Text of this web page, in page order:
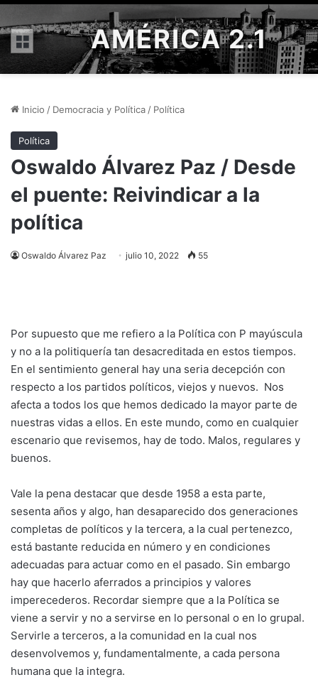
Menú AMÉRICA 2.1
Inicio / Democracia y Política / Política
Política
Oswaldo Álvarez Paz / Desde
el puente: Reivindicar a la
política
Oswaldo Álvarez Paz julio 10, 2022 55
Por supuesto que me refiero a la Política con P mayúscula
y no a la politiquería tan desacreditada en estos tiempos.
En el sentimiento general hay una seria decepción con
respecto a los partidos políticos, viejos y nuevos. Nos
afecta a todos los que hemos dedicado la mayor parte de
nuestras vidas a ellos. En este mundo, como en cualquier
escenario que revisemos, hay de todo. Malos, regulares y
buenos.
Vale la pena destacar que desde 1958 a esta parte,
sesenta años y algo, han desaparecido dos generaciones
completas de políticos y la tercera, a la cual pertenezco,
está bastante reducida en número y en condiciones
adecuadas para actuar como en el pasado. Sin embargo
hay que hacerlo aferrados a principios y valores
imperecederos. Recordar siempre que a la Política se
viene a servir y no a servirse en lo personal o en lo grupal.
Servirle a terceros, a la comunidad en la cual nos
desenvolvemos y, fundamentalmente, a cada persona
humana que la integra.